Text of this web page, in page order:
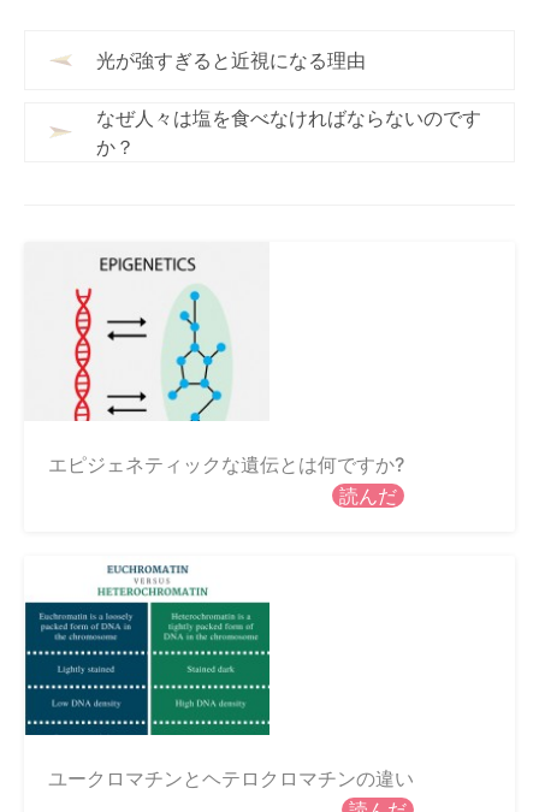
光が強すぎると近視になる理由
なぜ人々は塩を食べなければならないのです
か？
エピジェネティックな遺伝とは何ですか?
読んだ
ユークロマチンとヘテロクロマチンの違い